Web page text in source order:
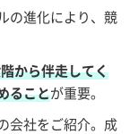
の進化により、競
から伴走してく
ることが重要。
会社をご紹介。成